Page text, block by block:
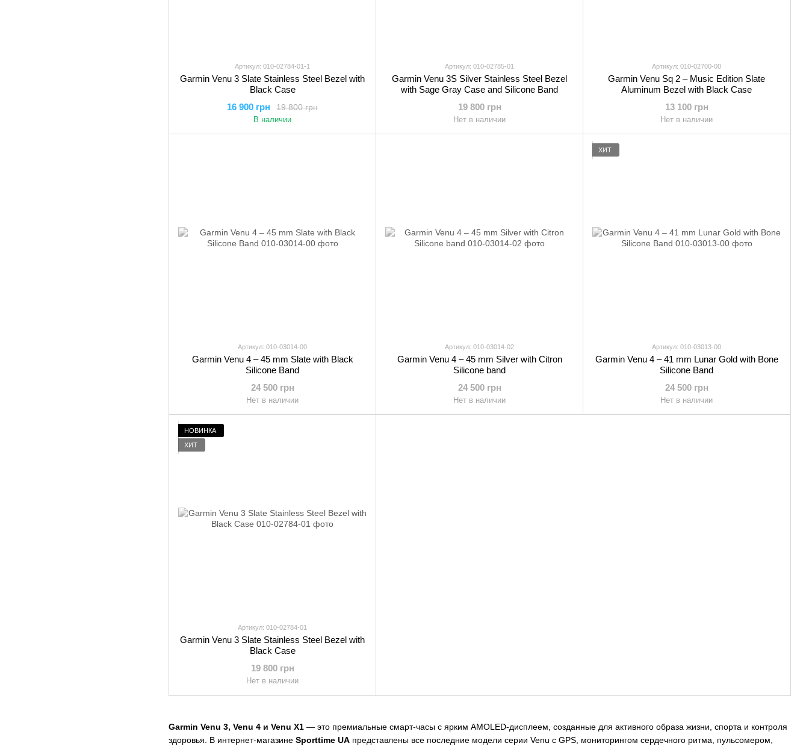
Garmin Venu 3, Venu 4 и Venu X1 — это премиальные смарт-часы с ярким AMOLED-дисплеем, созданные для активного образа жизни, спорта и контроля
здоровья. В интернет-магазине Sporttime UA представлены все последние модели серии Venu с GPS, мониторингом сердечного ритма, пульсомером,
Артикул: 010-02784-01-1
Garmin Venu 3 Slate Stainless Steel Bezel with
Black Case
19 800 грн
16 900 грн
В наличии
Артикул: 010-02785-01
Garmin Venu 3S Silver Stainless Steel Bezel
with Sage Gray Case and Silicone Band
19 800 грн
Нет в наличии
Артикул: 010-02700-00
Garmin Venu Sq 2 – Music Edition Slate
Aluminum Bezel with Black Case
13 100 грн
Нет в наличии
Артикул: 010-03014-00
Garmin Venu 4 – 45 mm Slate with Black
Silicone Band
24 500 грн
Нет в наличии
Артикул: 010-03014-02
Garmin Venu 4 – 45 mm Silver with Citron
Silicone band
24 500 грн
Нет в наличии
ХИТ
Артикул: 010-03013-00
Garmin Venu 4 – 41 mm Lunar Gold with Bone
Silicone Band
24 500 грн
Нет в наличии
НОВИНКА
ХИТ
Артикул: 010-02784-01
Garmin Venu 3 Slate Stainless Steel Bezel with
Black Case
19 800 грн
Нет в наличии